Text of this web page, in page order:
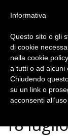
Meteo
Terni,
18 luglio
Informativa
Questo sito o gli
di cookie
nella cookie
a tutti o ad alcuni
Chiudendo
su un link o
acconsenti